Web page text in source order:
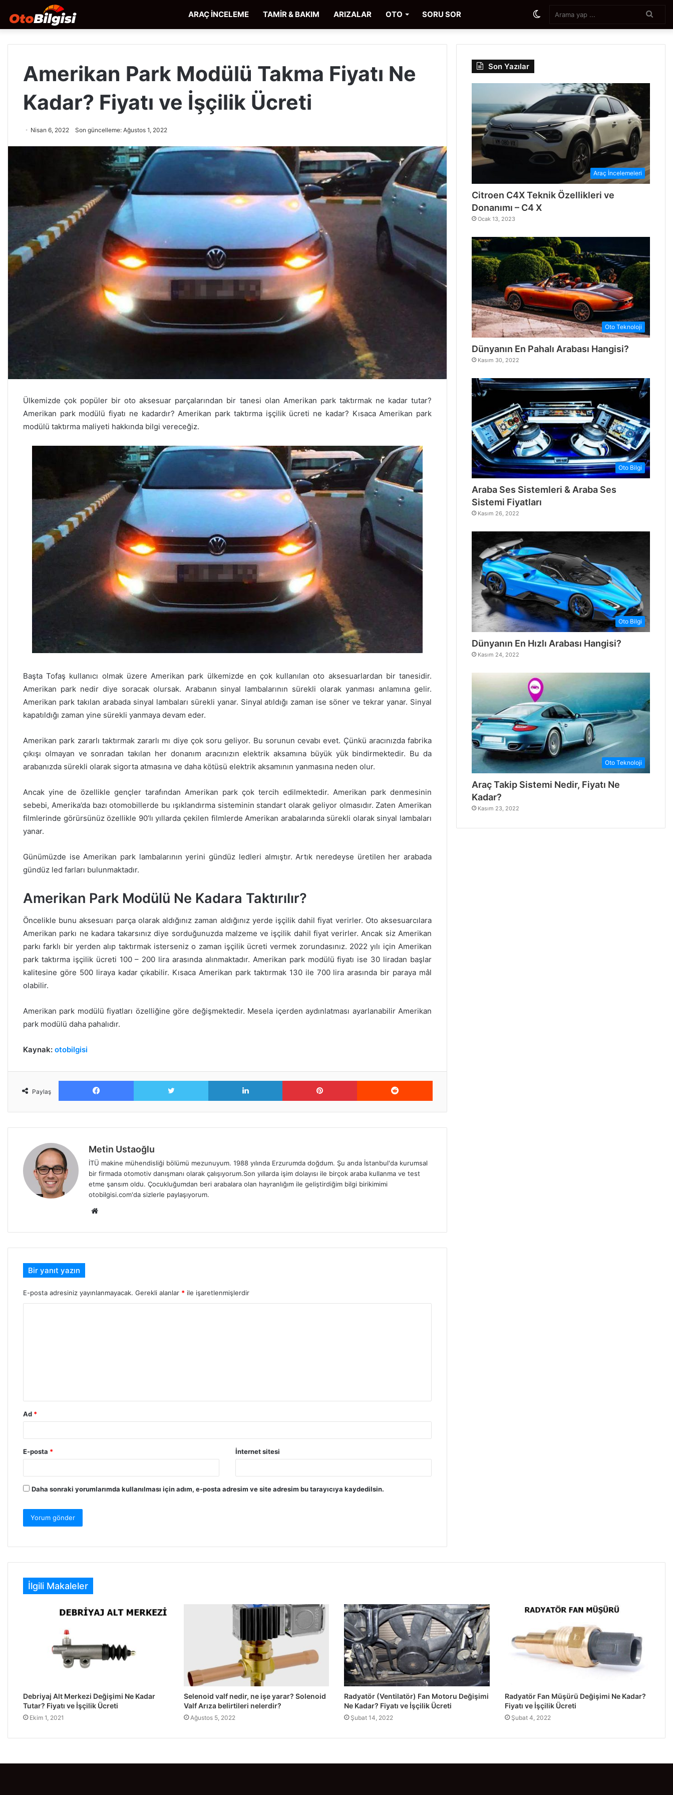
ARAÇ İNCELEME TAMİR & BAKIM ARIZALAR OTO SORU SOR
...
görünümü
Amerikan Park Modülü Takma Fiyatı Ne
Kadar? Fiyatı ve İşçilik Ücreti
Nisan 6, 2022 Son güncelleme: Ağustos 1, 2022
Ülkemizde çok popüler bir oto aksesuar parçalarından bir tanesi olan Amerikan park taktırmak ne kadar tutar?
Amerikan park modülü fiyatı ne kadardır? Amerikan park taktırma işçilik ücreti ne kadar? Kısaca Amerikan park
modülü taktırma maliyeti hakkında bilgi vereceğiz.
Başta Tofaş kullanıcı olmak üzere Amerikan park ülkemizde en çok kullanılan oto aksesuarlardan bir tanesidir.
Amerikan park nedir diye soracak olursak. Arabanın sinyal lambalarının sürekli olarak yanması anlamına gelir.
Amerikan park takılan arabada sinyal lambaları sürekli yanar. Sinyal atıldığı zaman ise söner ve tekrar yanar. Sinyal
kapatıldığı zaman yine sürekli yanmaya devam eder.
Amerikan park zararlı taktırmak zararlı mı diye çok soru geliyor. Bu sorunun cevabı evet. Çünkü aracınızda fabrika
çıkışı olmayan ve sonradan takılan her donanım aracınızın elektrik aksamına büyük yük bindirmektedir. Bu da
arabanızda sürekli olarak sigorta atmasına ve daha kötüsü elektrik aksamının yanmasına neden olur.
Ancak yine de özellikle gençler tarafından Amerikan park çok tercih edilmektedir. Amerikan park denmesinin
sebebi, Amerika’da bazı otomobillerde bu ışıklandırma sisteminin standart olarak geliyor olmasıdır. Zaten Amerikan
filmlerinde görürsünüz özellikle 90’lı yıllarda çekilen filmlerde Amerikan arabalarında sürekli olarak sinyal lambaları
yanar.
Günümüzde ise Amerikan park lambalarının yerini gündüz ledleri almıştır. Artık neredeyse üretilen her arabada
gündüz led farları bulunmaktadır.
Amerikan Park Modülü Ne Kadara Taktırılır?
Öncelikle bunu aksesuarı parça olarak aldığınız zaman aldığınız yerde işçilik dahil fiyat verirler. Oto aksesuarcılara
Amerikan parkı ne kadara takarsınız diye sorduğunuzda malzeme ve işçilik dahil fiyat verirler. Ancak siz Amerikan
parkı farklı bir yerden alıp taktırmak isterseniz o zaman işçilik ücreti vermek zorundasınız. 2022 yılı için Amerikan
park taktırma işçilik ücreti 100 – 200 lira arasında alınmaktadır. Amerikan park modülü fiyatı ise 30 liradan başlar
kalitesine göre 500 liraya kadar çıkabilir. Kısaca Amerikan park taktırmak 130 ile 700 lira arasında bir paraya mâl
olabilir.
Amerikan park modülü fiyatları özelliğine göre değişmektedir. Mesela içerden aydınlatması ayarlanabilir Amerikan
park modülü daha pahalıdır.
Kaynak: otobilgisi
Paylaş
Facebook Twitter LinkedIn Pinterest Reddit
Metin Ustaoğlu
İTÜ makine mühendisliği bölümü mezunuyum. 1988 yılında Erzurumda doğdum. Şu anda İstanbul'da kurumsal
bir firmada otomotiv danışmanı olarak çalışıyorum.Son yıllarda işim dolayısı ile birçok araba kullanma ve test
etme şansım oldu. Çocukluğumdan beri arabalara olan hayranlığım ile geliştirdiğim bilgi birikimimi
otobilgisi.com'da sizlerle paylaşıyorum.
Web
Bir yanıt yazın
E-posta adresiniz yayınlanmayacak. Gerekli alanlar * ile işaretlenmişlerdir
Ad *
E-posta * İnternet sitesi
Daha sonraki yorumlarımda kullanılması için adım, e-posta adresim ve site adresim bu tarayıcıya kaydedilsin.
Son Yazılar
Araç İncelemeleri
Citroen C4X Teknik Özellikleri ve
Donanımı – C4 X
Ocak 13, 2023
Oto Teknoloji
Dünyanın En Pahalı Arabası Hangisi?
Kasım 30, 2022
Oto Bilgi
Araba Ses Sistemleri & Araba Ses
Sistemi Fiyatları
Kasım 26, 2022
Oto Bilgi
Dünyanın En Hızlı Arabası Hangisi?
Kasım 24, 2022
Oto Teknoloji
Araç Takip Sistemi Nedir, Fiyatı Ne
Kadar?
Kasım 23, 2022
İlgili Makaleler
Debriyaj Alt Merkezi Değişimi Ne Kadar
Tutar? Fiyatı ve İşçilik Ücreti
Ekim 1, 2021
Selenoid valf nedir, ne işe yarar? Solenoid
Valf Arıza belirtileri nelerdir?
Ağustos 5, 2022
Radyatör (Ventilatör) Fan Motoru Değişimi
Ne Kadar? Fiyatı ve İşçilik Ücreti
Şubat 14, 2022
Radyatör Fan Müşürü Değişimi Ne Kadar?
Fiyatı ve İşçilik Ücreti
Şubat 4, 2022